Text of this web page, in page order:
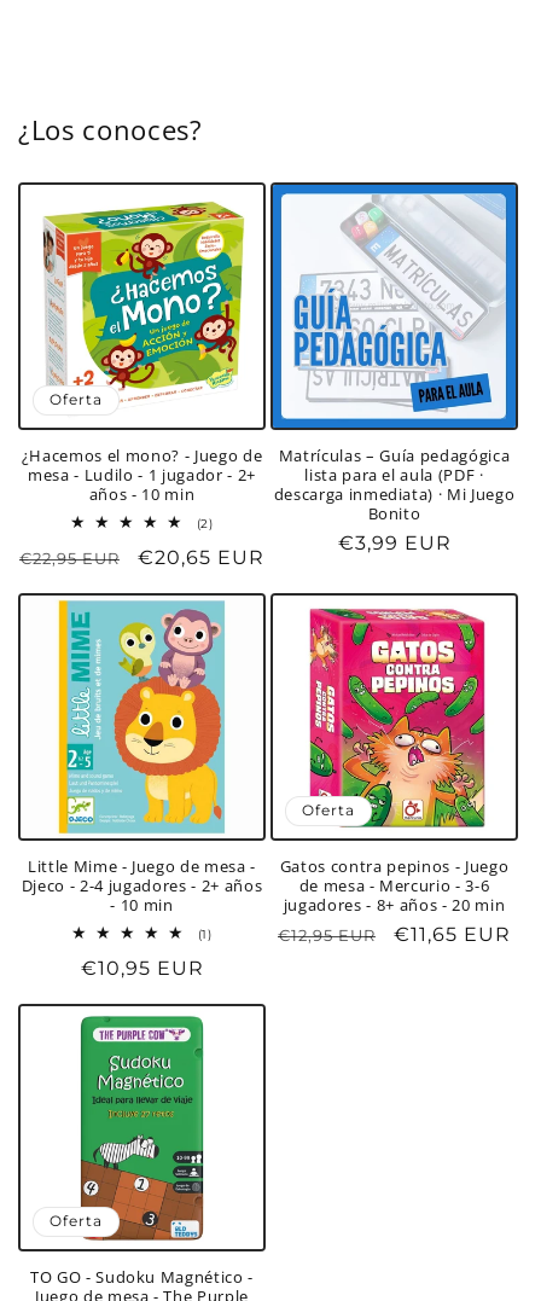
¿Los conoces?
Oferta
¿Hacemos el mono? - Juego de
mesa - Ludilo - 1 jugador - 2+
años - 10 min
(2)2
totales
Precio
€22,95 EUR
Precio
oferta
€20,65 EUR
Matrículas – Guía pedagógica
lista para el aula (PDF ·
descarga inmediata) · Mi Juego
Bonito
Precio
€3,99 EUR
Little Mime - Juego de mesa -
Djeco - 2-4 jugadores - 2+ años
- 10 min
(1)1
Precio
€10,95 EUR
Oferta
Gatos contra pepinos - Juego
de mesa - Mercurio - 3-6
jugadores - 8+ años - 20 min
Precio
€12,95 EUR
Precio
€11,65 EUR
Oferta
TO GO - Sudoku Magnético -
Juego de mesa - The Purple